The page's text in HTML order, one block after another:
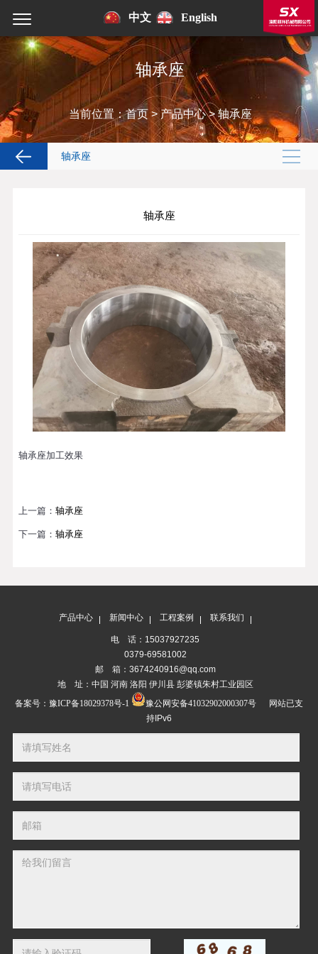
中文 English
轴承座
当前位置：首页>产品中心>轴承座
轴承座
轴承座
轴承座加工效果
上一篇：轴承座
下一篇：轴承座
产品中心 新闻中心 工程案例 联系我们
电 话：15037927235
0379-69581002
邮 箱：3674240916@qq.com
地 址：中国 河南 洛阳 伊川县 彭婆镇朱村工业园区
备案号： 豫ICP备18029378号-1 豫公网安备41032902000307号
网站已支
持IPv6